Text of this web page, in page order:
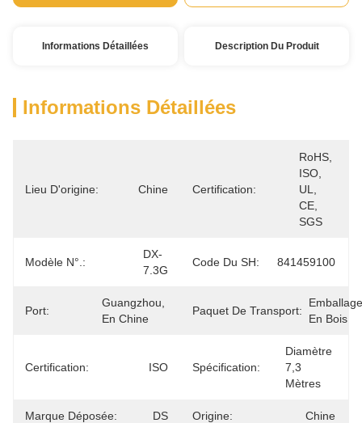
Informations Détaillées Description Du Produit
Informations Détaillées
Lieu D'origine: Chine Certification:
RoHS,
ISO,
UL,
CE,
SGS
Modèle N°.:
DX-
7.3G
Code Du SH: 841459100
Port:
Guangzhou,
En Chine
Paquet De Transport:
Emballage
En Bois
Certification: ISO Spécification:
Diamètre
7,3
Mètres
Marque Déposée: DS Origine: Chine